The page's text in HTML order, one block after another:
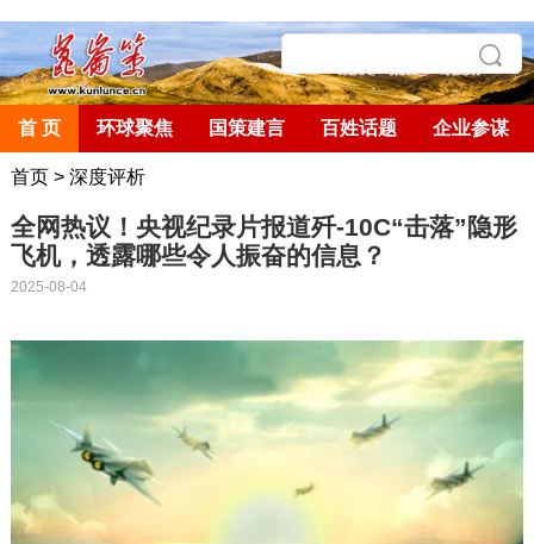
首 页 环球聚焦 国策建言 百姓话题 企业参谋
首页> 深度评析
全网热议！央视纪录片报道歼-10C“击落”隐形
飞机，透露哪些令人振奋的信息？
2025-08-04